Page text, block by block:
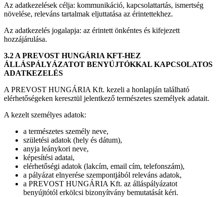
Az adatkezelések célja: kommunikáció, kapcsolattartás, ismertség
növelése, releváns tartalmak eljuttatása az érintettekhez.
Az adatkezelés jogalapja: az érintett önkéntes és kifejezett
hozzájárulása.
3.2 A PREVOST HUNGÁRIA KFT-HEZ
ÁLLÁSPÁLYÁZATOT BENYÚJTÓKKAL KAPCSOLATOS
ADATKEZELÉS
A PREVOST HUNGÁRIA Kft. kezeli a honlapján található
elérhetőségeken keresztül jelentkező természetes személyek adatait.
A kezelt személyes adatok:
a természetes személy neve,
születési adatok (hely és dátum),
anyja leánykori neve,
képesítési adatai,
elérhetőségi adatok (lakcím, email cím, telefonszám),
a pályázat elnyerése szempontjából releváns adatok,
a PREVOST HUNGÁRIA Kft. az álláspályázatot
benyújtótól erkölcsi bizonyítvány bemutatását kéri.